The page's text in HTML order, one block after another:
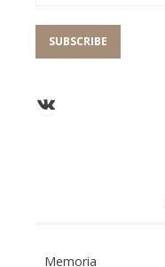
Группа ВКонтакте
Memoria